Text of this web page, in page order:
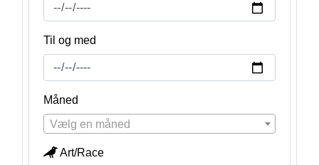
Til og med
Måned
Vælg en måned
Art/Race